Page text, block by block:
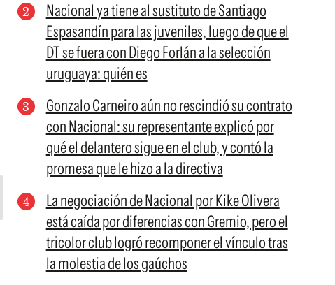
Nacional ya tiene al sustituto de Santiago
Espasandín para las juveniles, luego de que el
DT se fuera con Diego Forlán a la selección
uruguaya: quién es
Gonzalo Carneiro aún no rescindió su contrato
con Nacional: su representante explicó por
qué el delantero sigue en el club, y contó la
promesa que le hizo a la directiva
La negociación de Nacional por Kike Olivera
está caída por diferencias con Gremio, pero el
tricolor club logró recomponer el vínculo tras
la molestia de los gaúchos